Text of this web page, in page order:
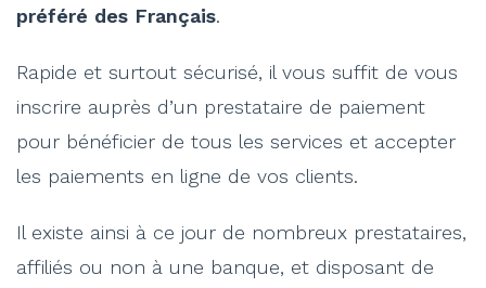
préféré des Français.
Rapide et surtout sécurisé, il vous suffit de vous
inscrire auprès d’un prestataire de paiement
pour bénéficier de tous les services et accepter
les paiements en ligne de vos clients.
Il existe ainsi à ce jour de nombreux prestataires,
affiliés ou non à une banque, et disposant de